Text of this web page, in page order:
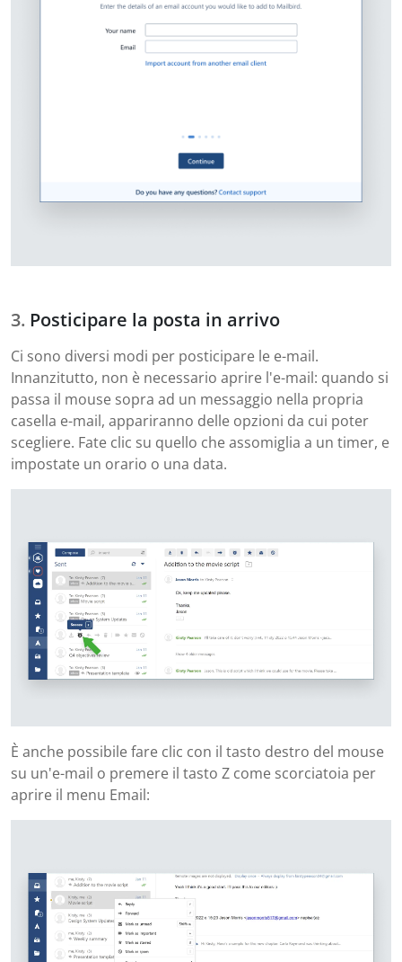
Posticipare la posta in arrivo
Ci sono diversi modi per posticipare le e-mail.
Innanzitutto, non è necessario aprire l'e-mail: quando si
passa il mouse sopra ad un messaggio nella propria
casella e-mail, appariranno delle opzioni da cui poter
scegliere. Fate clic su quello che assomiglia a un timer, e
impostate un orario o una data.
È anche possibile fare clic con il tasto destro del mouse
su un'e-mail o premere il tasto Z come scorciatoia per
aprire il menu Email: